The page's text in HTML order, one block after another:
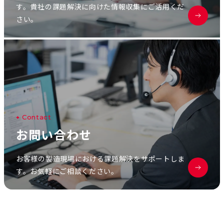
す。貴社の課題解決に向けた情報収集にご活用くだ
さい。
Contact
お問い合わせ
お客様の製造現場における課題解決をサポートしま
す。お気軽にご相談ください。